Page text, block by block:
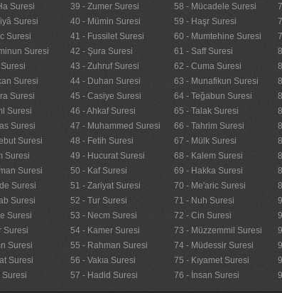
Suresi
Suresi
Suresi
Suresi
Suresi
Suresi
Suresi
Suresi
Suresi
Suresi
Suresi
Suresi
Suresi
Suresi
Suresi
Suresi
Suresi
Suresi
39 - Zumer Suresi
40 - Mümin Suresi
41 - Fussilet Suresi
42 - Şura Suresi
43 - Zuhruf Suresi
44 - Duhan Suresi
45 - Casiye Suresi
46 - Ahkaf Suresi
47 - Muhammed Suresi
48 - Fetih Suresi
49 - Hucurat Suresi
50 - Kaf Suresi
51 - Zariyat Suresi
52 - Tur Suresi
53 - Necm Suresi
54 - Kamer Suresi
55 - Rahman Suresi
56 - Vakıa Suresi
57 - Hadid Suresi
58 - Mücadele Suresi
59 - Haşr Suresi
60 - Mumtehine Suresi
61 - Saff Suresi
62 - Cuma Suresi
63 - Munafikun Suresi
64 - Teğabun Suresi
65 - Talak Suresi
66 - Tahrim Suresi
67 - Mülk Suresi
68 - Kalem Suresi
69 - Hakka Suresi
70 - Me'aric Suresi
71 - Nuh Suresi
72 - Cin Suresi
73 - Müzzemmil Suresi
74 - Müdessir Suresi
75 - Kıyamet Suresi
76 - İnsan Suresi